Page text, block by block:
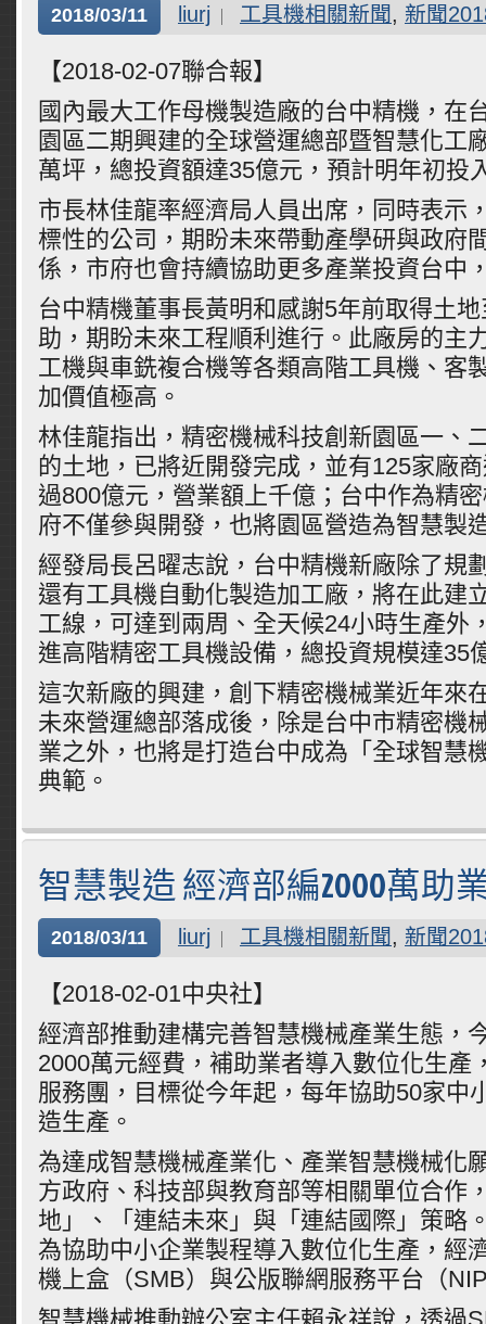
2018/03/11 liurj 工具機相關新聞, 新聞
【2018-02-07聯合報】
國內最大工作母機製造廠的台中精機，在
園區二期興建的全球營運總部暨智慧化工
萬坪，總投資額達35億元，預計明年初投
市長林佳龍率經濟局人員出席，同時表示
標性的公司，期盼未來帶動產學研與政府
係，市府也會持續協助更多產業投資台中
台中精機董事長黃明和感謝5年前取得土
助，期盼未來工程順利進行。此廠房的主
工機與車銑複合機等各類高階工具機、客
加價值極高。
林佳龍指出，精密機械科技創新園區一、
的土地，已將近開發完成，並有125家廠
過800億元，營業額上千億；台中作為精
府不僅參與開發，也將園區營造為智慧製
經發局長呂曜志說，台中精機新廠除了規
還有工具機自動化製造加工廠，將在此建
工線，可達到兩周、全天候24小時生產外
進高階精密工具機設備，總投資規模達35
這次新廠的興建，創下精密機械業近年來
未來營運總部落成後，除是台中市精密機
業之外，也將是打造台中成為「全球智慧
典範。
智慧製造 經濟部編2000萬助
2018/03/11 liurj 工具機相關新聞, 新聞
【2018-02-01中央社】
經濟部推動建構完善智慧機械產業生態，
2000萬元經費，補助業者導入數位化生產
服務團，目標從今年起，每年協助50家中
造生產。
為達成智慧機械產業化、產業智慧機械化
方政府、科技部與教育部等相關單位合作
地」、「連結未來」與「連結國際」策略
為協助中小企業製程導入數位化生產，經
機上盒（SMB）與公版聯網服務平台（